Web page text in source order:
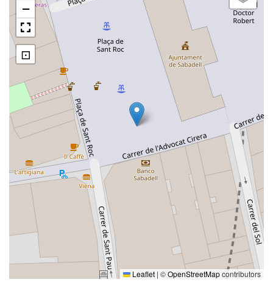
−
⊡
Leaflet | ©OpenStreetMapcontributors